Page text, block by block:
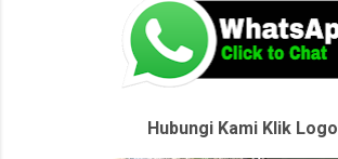
Hubungi Kami Klik Logo